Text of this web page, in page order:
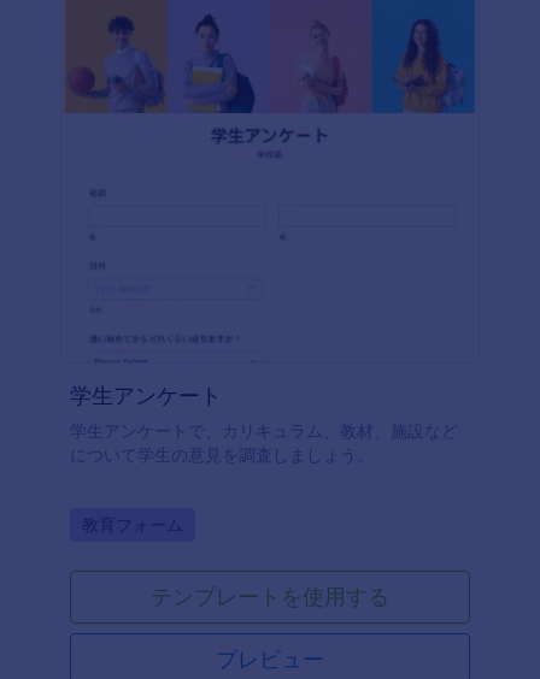
学生アンケート
学生アンケートで、カリキュラム、教材、施設など
について学生の意見を調査しましょう。
Go to Category:
教育フォーム
テンプレートを使用する
プレビュー